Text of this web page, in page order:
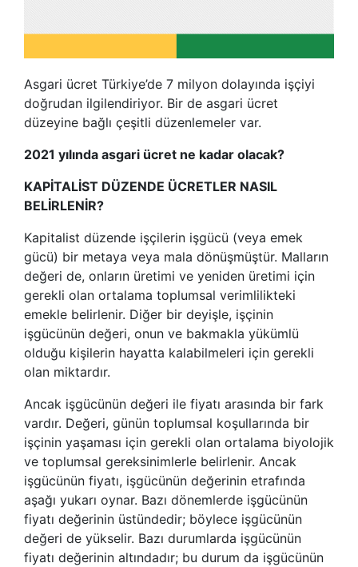
Asgari ücret Türkiye’de 7 milyon dolayında işçiyi
doğrudan ilgilendiriyor. Bir de asgari ücret
düzeyine bağlı çeşitli düzenlemeler var.
2021 yılında asgari ücret ne kadar olacak?
KAPİTALİST DÜZENDE ÜCRETLER NASIL
BELİRLENİR?
Kapitalist düzende işçilerin işgücü (veya emek
gücü) bir metaya veya mala dönüşmüştür. Malların
değeri de, onların üretimi ve yeniden üretimi için
gerekli olan ortalama toplumsal verimlilikteki
emekle belirlenir. Diğer bir deyişle, işçinin
işgücünün değeri, onun ve bakmakla yükümlü
olduğu kişilerin hayatta kalabilmeleri için gerekli
olan miktardır.
Ancak işgücünün değeri ile fiyatı arasında bir fark
vardır. Değeri, günün toplumsal koşullarında bir
işçinin yaşaması için gerekli olan ortalama biyolojik
ve toplumsal gereksinimlerle belirlenir. Ancak
işgücünün fiyatı, işgücünün değerinin etrafında
aşağı yukarı oynar. Bazı dönemlerde işgücünün
fiyatı değerinin üstündedir; böylece işgücünün
değeri de yükselir. Bazı durumlarda işgücünün
fiyatı değerinin altındadır; bu durum da işgücünün